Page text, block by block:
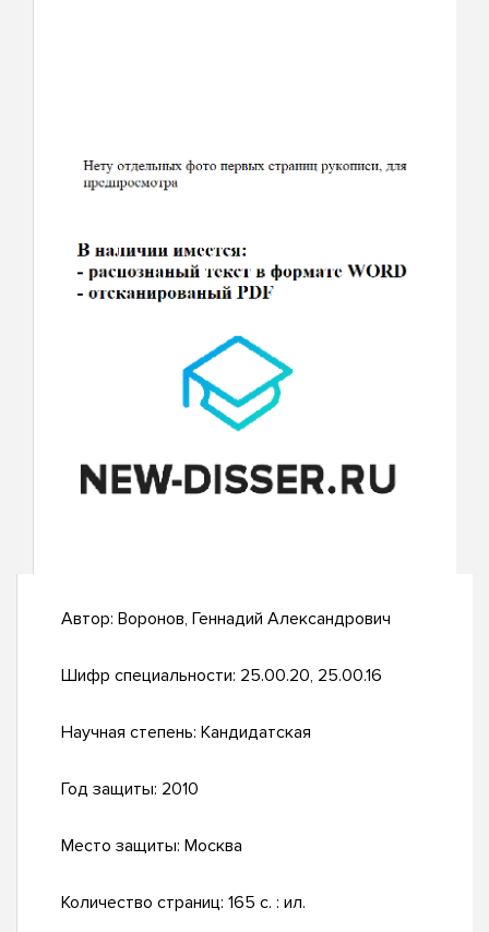
Автор: Воронов, Геннадий Александрович
Шифр специальности: 25.00.20, 25.00.16
Научная степень: Кандидатская
Год защиты: 2010
Место защиты: Москва
Количество страниц: 165 с. : ил.